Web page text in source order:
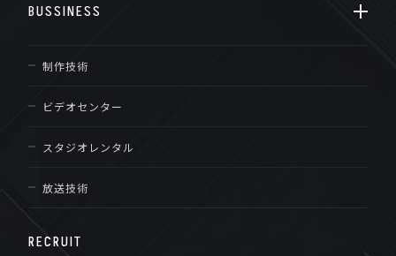
BUSSINESS
制作技術
ビデオセンター
スタジオレンタル
放送技術
RECRUIT